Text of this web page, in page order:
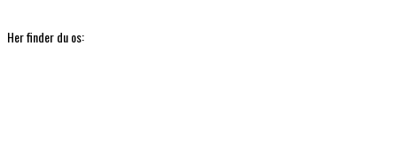
Her finder du os: